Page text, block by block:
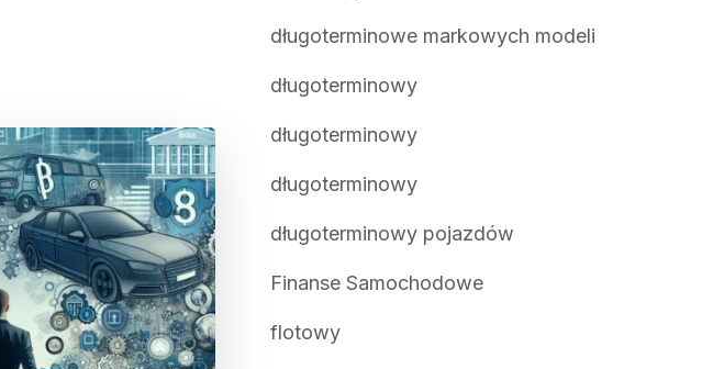
długoterminowe markowych modeli
długoterminowy
długoterminowy
długoterminowy
długoterminowy pojazdów
Finanse Samochodowe
flotowy